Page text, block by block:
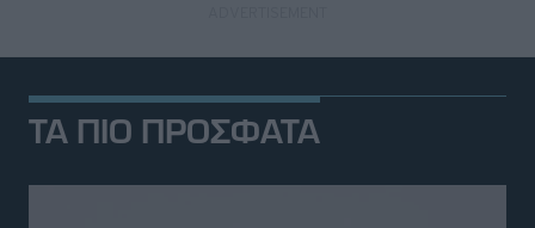
ΤΑ ΠΙΟ ΠΡΟΣΦΑΤΑ